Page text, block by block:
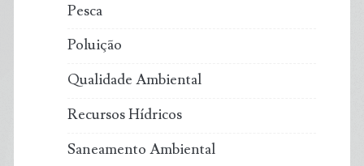
Pesca
Poluição
Qualidade Ambiental
Recursos Hídricos
Saneamento Ambiental